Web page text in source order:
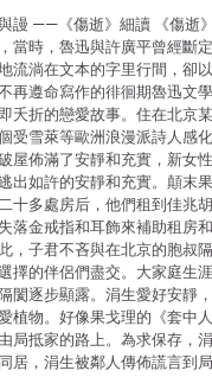
謾 ——《傷逝》細讀 《傷逝
當時，魯迅與許廣平曾經斷
流淌在文本的字里行間，卻
再遵命寫作的徘徊期魯迅文學
夭折的戀愛故事。住在北京
受雪萊等歐洲浪漫派詩人感
屋佈滿了安靜和充實，新女
出如許的安靜和充實。顛末
十多處房后，他們租到佳兆
落金戒指和耳飾來補助租房
，子君不吝與在北京的胞叔
擇的伴侶們盡交。大家庭生
閡逐步顯露。涓生愛好安靜
植物。好像果戈理的《套中
局抵家的路上。為求保存，
居，涓生被鄰人傳佈謊言到